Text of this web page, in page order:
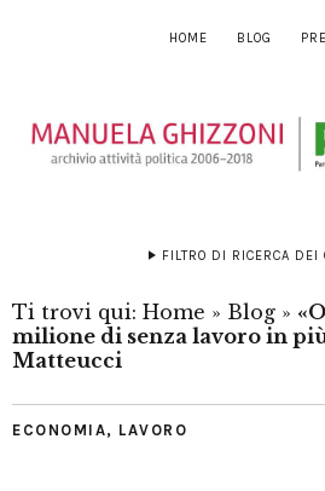
HOME BLOG
FILTRO DI RICERCA DEI
Ti trovi qui: Home » Blog »
milione di senza lavoro in
Matteucci
ECONOMIA, LAVORO